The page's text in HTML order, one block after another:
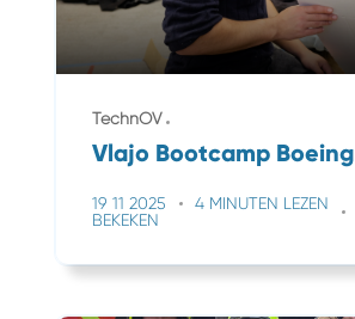
TechnOV
Vlajo Bootcamp Boeing
19 11 2025 4 MINUTEN LEZEN
BEKEKEN